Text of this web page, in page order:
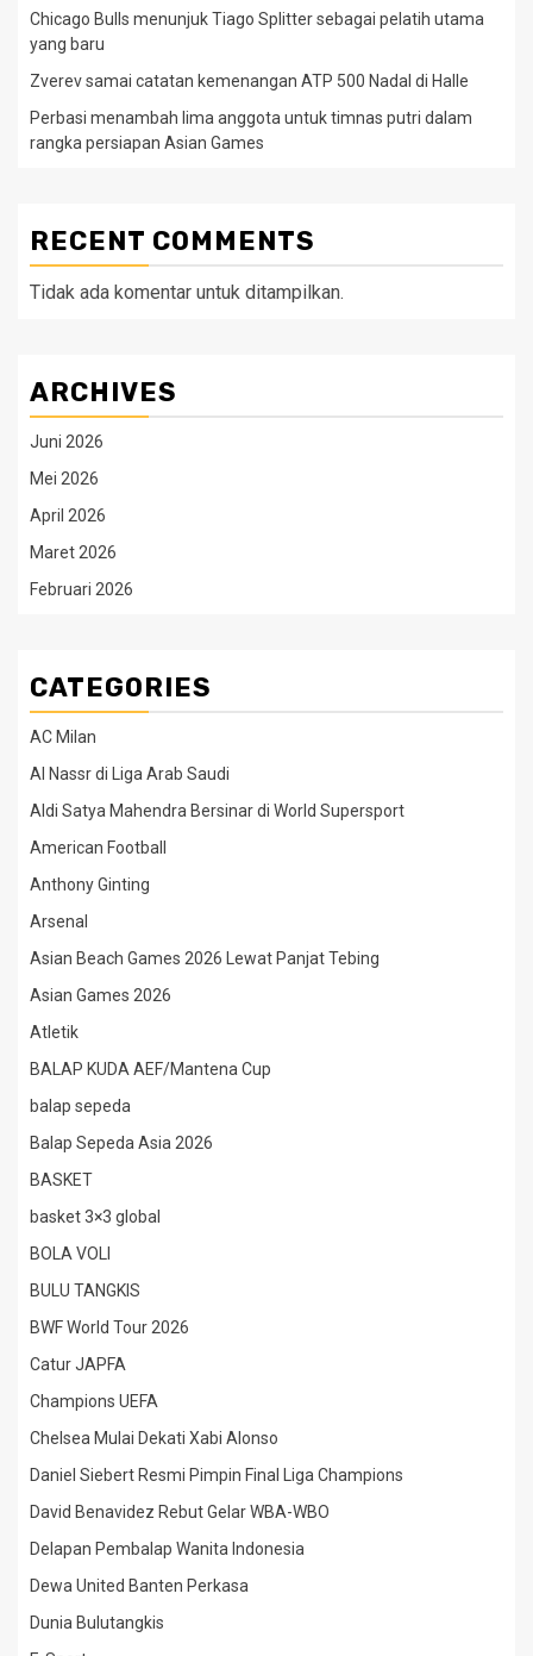
Chicago Bulls menunjuk Tiago Splitter sebagai pelatih utama
yang baru
Zverev samai catatan kemenangan ATP 500 Nadal di Halle
Perbasi menambah lima anggota untuk timnas putri dalam
rangka persiapan Asian Games
RECENT COMMENTS
Tidak ada komentar untuk ditampilkan.
ARCHIVES
Juni 2026
Mei 2026
April 2026
Maret 2026
Februari 2026
CATEGORIES
AC Milan
Al Nassr di Liga Arab Saudi
Aldi Satya Mahendra Bersinar di World Supersport
American Football
Anthony Ginting
Arsenal
Asian Beach Games 2026 Lewat Panjat Tebing
Asian Games 2026
Atletik
BALAP KUDA AEF/Mantena Cup
balap sepeda
Balap Sepeda Asia 2026
BASKET
basket 3×3 global
BOLA VOLI
BULU TANGKIS
BWF World Tour 2026
Catur JAPFA
Champions UEFA
Chelsea Mulai Dekati Xabi Alonso
Daniel Siebert Resmi Pimpin Final Liga Champions
David Benavidez Rebut Gelar WBA-WBO
Delapan Pembalap Wanita Indonesia
Dewa United Banten Perkasa
Dunia Bulutangkis